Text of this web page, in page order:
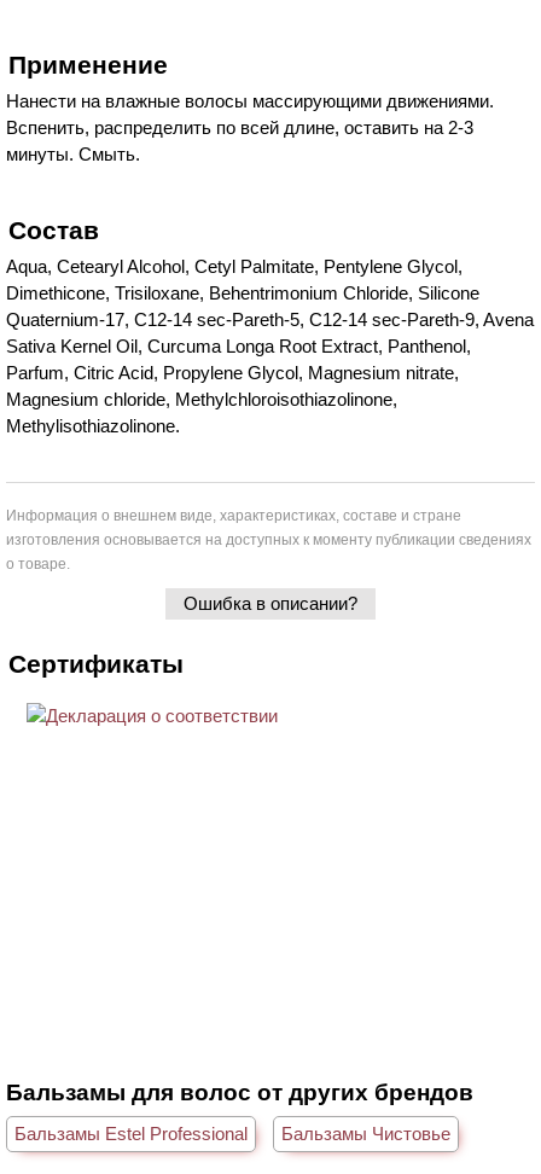
Применение
Нанести на влажные волосы массирующими движениями.
Вспенить, распределить по всей длине, оставить на 2-3
минуты. Смыть.
Состав
Aqua, Cetearyl Alcohol, Cetyl Palmitate, Pentylene Glycol,
Dimethicone, Trisiloxane, Behentrimonium Chloride, Silicone
Quaternium-17, C12-14 sec-Pareth-5, C12-14 sec-Pareth-9, Avena
Sativa Kernel Oil, Curcuma Longa Root Extract, Panthenol,
Parfum, Citric Acid, Propylene Glycol, Magnesium nitrate,
Magnesium chloride, Methylchloroisothiazolinone,
Methylisothiazolinone.
Информация о внешнем виде, характеристиках, составе и стране
изготовления основывается на доступных к моменту публикации сведениях
о товаре.
Ошибка в описании?
Сертификаты
Бальзамы для волос от других брендов
Бальзамы Estel Professional Бальзамы Чистовье